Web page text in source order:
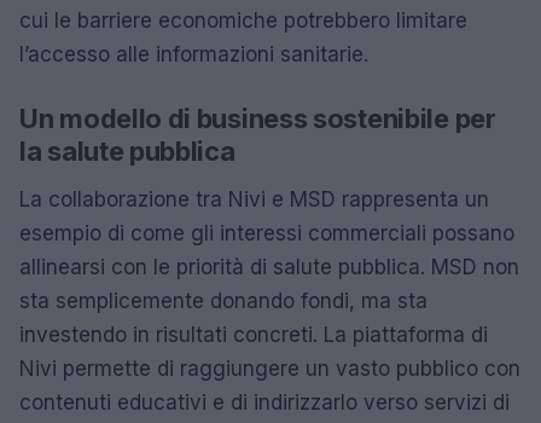
cui le barriere economiche potrebbero limitare
l’accesso alle informazioni sanitarie.
Un modello di business sostenibile per
la salute pubblica
La collaborazione tra Nivi e MSD rappresenta un
esempio di come gli interessi commerciali possano
allinearsi con le priorità di salute pubblica. MSD non
sta semplicemente donando fondi, ma sta
investendo in risultati concreti. La piattaforma di
Nivi permette di raggiungere un vasto pubblico con
contenuti educativi e di indirizzarlo verso servizi di